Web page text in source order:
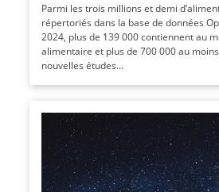
Parmi les trois millions et demi
répertoriés dans la base de données
2024, plus de 139 000 contiennent au
alimentaire et plus de 700 000 au
nouvelles études...